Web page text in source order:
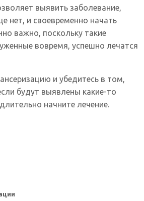
выявить заболевание,
нет, и своевременно начать
важно, поскольку такие
вовремя, успешно лечатся
и убедитесь в том,
будут выявлены какие-то
начните лечение.